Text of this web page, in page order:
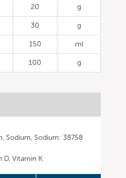
20 g
30 g
150 ml
100 g
Sodium, Sodium: 38758
D, Vitamin K